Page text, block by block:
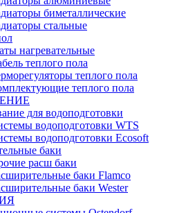
биметаллические
стальные
нагревательные
теплого пола
теплого пола
теплого пола
для водоподготовки
водоподготовки WTS
водоподготовки Ecosoft
баки
расш баки
баки Flamco
баки Wester